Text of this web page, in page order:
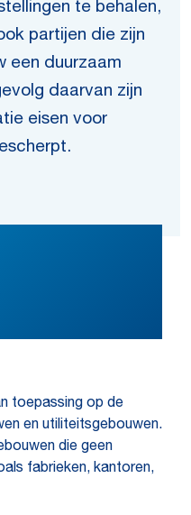
te behalen,
partijen die zijn
een duurzaam
daarvan zijn
eisen voor
toepassing op de
en utiliteitsgebouwen.
die geen
fabrieken, kantoren,